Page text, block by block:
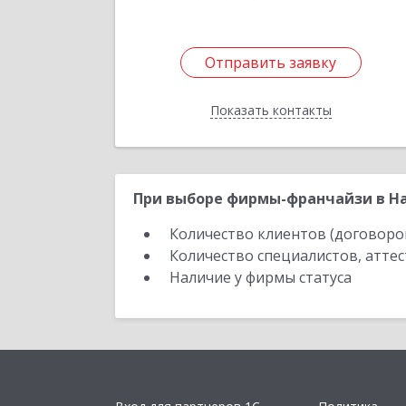
Отправить заявку
Показать контакты
Отправить заявку
Назад
При выборе фирмы-франчайзи в
Количество клиентов
Количество специалистов,
Наличие у фирмы статуса